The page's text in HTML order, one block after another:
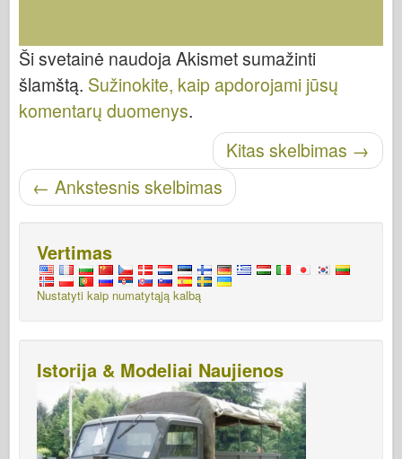
Ši svetainė naudoja Akismet sumažinti
šlamštą. Sužinokite, kaip apdorojami jūsų
komentarų duomenys.
Kitas skelbimas →
← Ankstesnis skelbimas
Vertimas
Nustatyti kaip numatytąją kalbą
Istorija & Modeliai Naujienos